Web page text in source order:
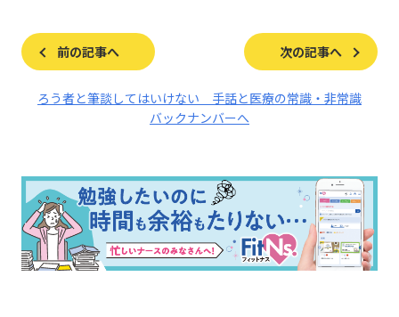
前の記事へ 次の記事へ
ろう者と筆談してはいけない 手話と医療の常識・非常識
バックナンバーへ